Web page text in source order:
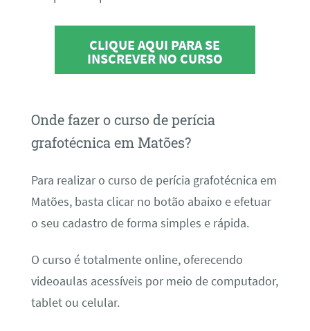
CLIQUE AQUI PARA SE
INSCREVER NO CURSO
Onde fazer o curso de perícia
grafotécnica em Matões?
Para realizar o curso de perícia grafotécnica em
Matões, basta clicar no botão abaixo e efetuar
o seu cadastro de forma simples e rápida.
O curso é totalmente online, oferecendo
videoaulas acessíveis por meio de computador,
tablet ou celular.